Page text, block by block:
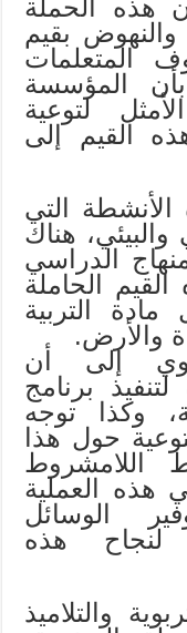
هذه الحملة
بقيم
المتعلمات
بأن المؤسسة
لتوعية
القيم إلى
التي
هناك
الدراسي
الحاملة
مادة التربية
والأرض.
إلى أن
برنامج
وكذا توجه
حول هذا
اللامشروط
هذه العملية
الوسائل
لنجاح هذه
والتلاميذ